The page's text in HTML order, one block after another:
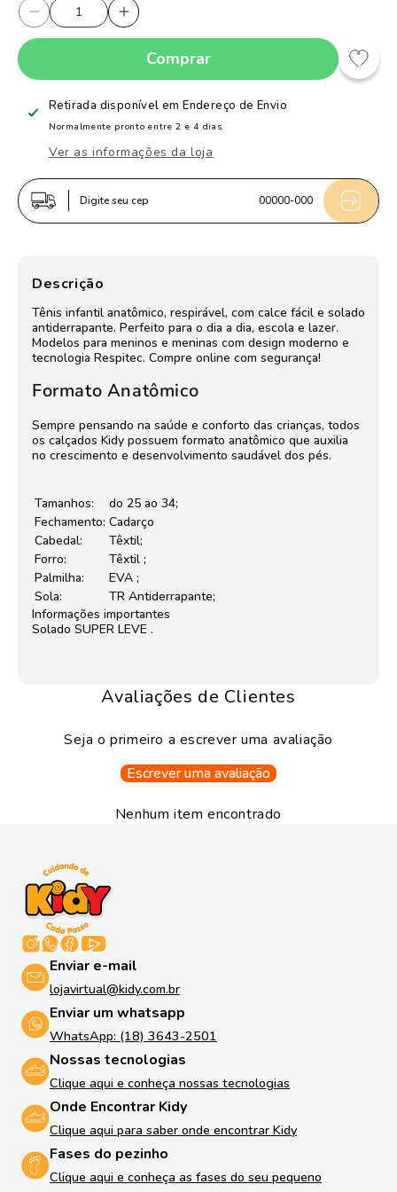
Diminuir
a
de
Tênis
Infantil
Menina
Astral
Gato
e
Aumentar
a
quantidade
de
Tênis
Infantil
Menina
Gato
Comprar
Retirada disponível emEndereço de Envio
Normalmente pronto entre 2 e 4 dias
Ver as informações da loja
Digite seu cep 00000-000
Descrição
Tênis infantil anatômico, respirável, com calce fácil e solado
antiderrapante. Perfeito para o dia a dia, escola e lazer.
Modelos para meninos e meninas com design moderno e
tecnologia Respitec. Compre online com segurança!
Formato Anatômico
Sempre pensando na saúde e conforto das crianças, todos
os calçados Kidy possuem formato anatômico que auxilia
no crescimento e desenvolvimento saudável dos pés.
Tamanhos:
do 25 ao 34;
Fechamento: Cadarço
Cabedal:
Têxtil;
Forro:
Têxtil ;
Palmilha:
EVA ;
Sola:
TR Antiderrapante;
Informações importantes
Solado SUPER LEVE .
Avaliações de Clientes
Seja o primeiro a escrever uma avaliação
Escrever uma avaliação
Nenhum item encontrado
Enviar e-mail
lojavirtual@kidy.com.br
Enviar um whatsapp
WhatsApp: (18) 3643-2501
Nossas tecnologias
Clique aqui e conheça nossas tecnologias
Onde Encontrar Kidy
Clique aqui para saber onde encontrar Kidy
Fases do pezinho
Clique aqui e conheça as fases do seu pequeno